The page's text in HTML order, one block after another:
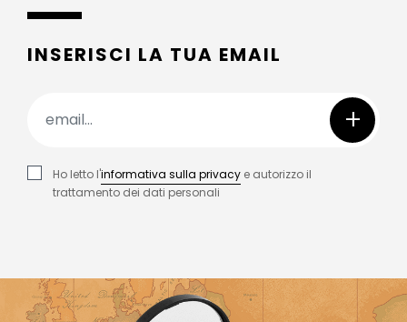
INSERISCI LA TUA EMAIL
+
Ho letto l'informativa sulla privacy e autorizzo il
trattamento dei dati personali